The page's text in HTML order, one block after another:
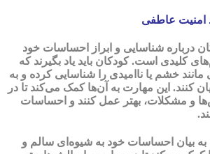
امنیت عاطفی
درباره شناسایی و ابراز احساسات خود
کلیدی است. کودکان باید یاد بگیرند که
خشم یا ناامیدی را شناسایی کرده و به
کنند. این مهارت به آن‌ها کمک می‌کند تا در
و مشکلات، بهتر عمل کنند و احساسات
بیان احساسات خود به شیوه‌ای سالم و